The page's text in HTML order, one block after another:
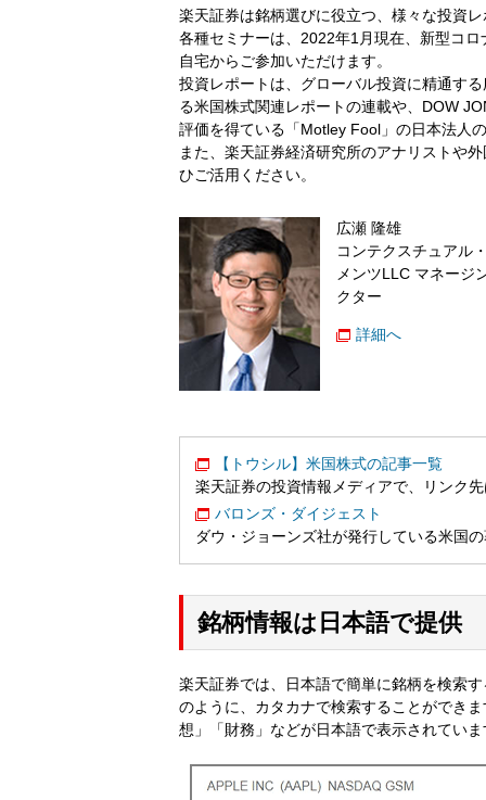
楽天証券は銘柄選びに役立つ、様々な投資
各種セミナーは、2022年1月現在、新型コ
自宅からご参加いただけます。
投資レポートは、グローバル投資に精通す
る米国株式関連レポートの連載や、DOW
評価を得ている「Motley Fool」の日本法人
また、楽天証券経済研究所のアナリストや
ひご活用ください。
広瀬 隆雄
コンテクスチュアル
メンツLLC マネージ
クター
詳細へ
【トウシル】米国株式の記事一覧
楽天証券の投資情報メディアで、リンク
バロンズ・ダイジェスト
ダウ・ジョーンズ社が発行している米国
銘柄情報は日本語で提供
楽天証券では、日本語で簡単に銘柄を検索
のように、カタカナで検索することができ
想」「財務」などが日本語で表示されてい